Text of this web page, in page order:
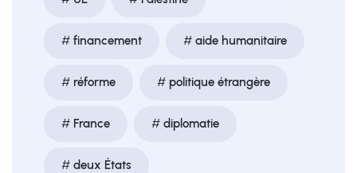
financement aide humanitaire
réforme politique étrangère
France diplomatie
deux États